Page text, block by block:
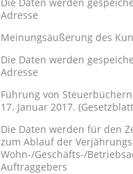
Adresse
Meinungsäußerung des
Die Daten werden
Adresse
Führung von
17. Januar 2017.
Die Daten werden für den
zum Ablauf der
Wohn-/Geschäfts-/
Auftraggebers